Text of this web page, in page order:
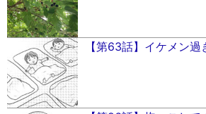
【第63話】イケメン過